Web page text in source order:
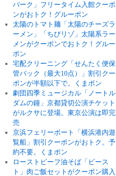
バーク」フリータイム入館クーポ
ンがおトク！グルーポン
太陽のトマト麺「太陽のチーズラ
ーメン」「ちびリゾ」太陽系ラー
メンがクーポンでおトク！グルー
ポン
宅配クリーニング「せんたく便保
管パック（最大10点）」割引クー
ポンが半額以下で。くまポン
劇団四季ミュージカル「ノートル
ダムの鐘」京都貸切公演チケット
がルクサに登場。東京公演は即完
売
京浜フェリーボート「横浜港内遊
覧船」割引クーポンがおトク。予
約不要。くまポン
ローストビーフ油そば「ビース
ト」肉ご飯セットがクーポン購入